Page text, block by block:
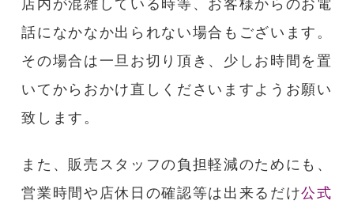
店内が混雑している時等、お客様からのお電
話になかなか出られない場合もございます。
その場合は一旦お切り頂き、少しお時間を置
いてからおかけ直しくださいますようお願い
致します。
また、販売スタッフの負担軽減のためにも、
営業時間や店休日の確認等は出来るだけ公式